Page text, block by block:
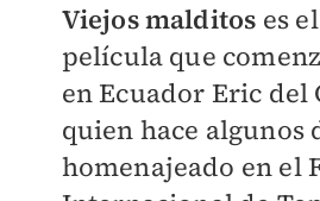
Viejos malditos es
película que
en Ecuador Eric del
quien hace algunos
homenajeado en el